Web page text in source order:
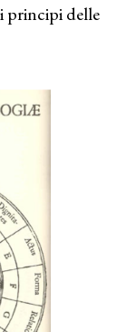
principi delle